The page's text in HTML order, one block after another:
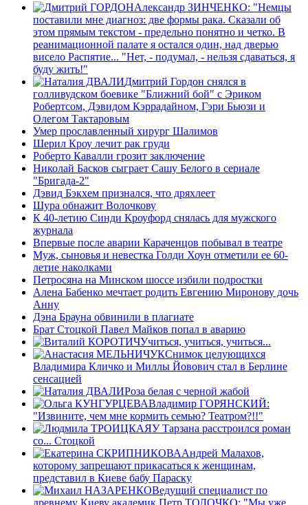
Александр ЗИНЧЕНКО: "Немцы
поставили мне диагноз: две формы рака. Сказали об
этом прямым текстом - предельно понятно и четко. В
реанимационной палате я остался один, над дверью
висело Распятие... "Нет, - подумал, - нельзя сдаваться, я
буду жить!"
Дмитрий Гордон снялся в
голливудском боевике "Ближний бой" с Эриком
Робертсом, Дэвидом Кэррадайном, Гэри Бьюзи и
Олегом Тактаровым
Умер прославленный хирург Шалимов
Шерил Кроу лечит рак груди
Роберто Кавалли грозит заключение
Николай Басков сыграет Сашу Белого в сериале
"Бригада-2"
Дэвид Бэкхем признался, что дряхлеет
Шура обнажит Волочкову
К 40-летию Синди Кроуфорд снялась для мужского
журнала
Впервые после аварии Караченцов побывал в театре
Муж, сыновья и невестка Голди Хоун отметили ее 60-
летие наколками
Петросяна на Минском шоссе избили подростки
Алена Бабенко мечтает родить Евгению Миронову дочь
Анну
Дэна Брауна обвинили в плагиате
Брат Стоцкой Павел Майков попал в аварию
Учиться, учиться, учиться...
Снимок целующихся
Владимира Кличко и Миллы Йовович стал в Берлине
сенсацией
Роза белая с черной жабой
Владимир ГОРЯНСКИЙ:
"Извините, чем мне кормить семью? Театром?!!"
У Тарзана расстроился роман
со... Стоцкой
Андрей Малахов,
которому запрещают прикасаться к женщинам,
представил в Киеве бабу Параску
Ведущий специалист по
древнему Киеву академик Петр ТОЛОЧКО: "Мы уже